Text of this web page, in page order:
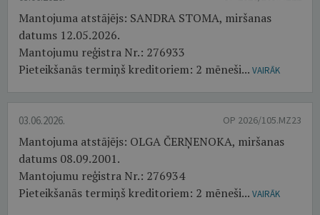
Mantojuma atstājējs: SANDRA STOMA, miršanas
datums 12.05.2026.
Mantojumu reģistra Nr.: 276933
Pieteikšanās termiņš kreditoriem: 2 mēneši... VAIRĀK
03.06.2026. OP 2026/105.MZ23
Mantojuma atstājējs: OLGA ČERŅENOKA, miršanas
datums 08.09.2001.
Mantojumu reģistra Nr.: 276934
Pieteikšanās termiņš kreditoriem: 2 mēneši... VAIRĀK